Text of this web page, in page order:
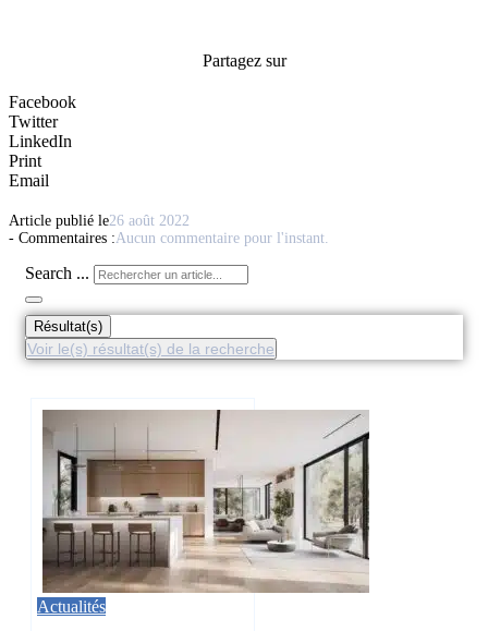
Partagez sur
Facebook
Twitter
LinkedIn
Print
Email
Article publié le26 août 2022
- Commentaires :Aucun commentaire pour l'instant.
Search ...
Résultat(s)
Voir le(s) résultat(s) de la recherche
Actualités